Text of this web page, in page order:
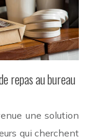
repas au bureau
une solution
qui cherchent